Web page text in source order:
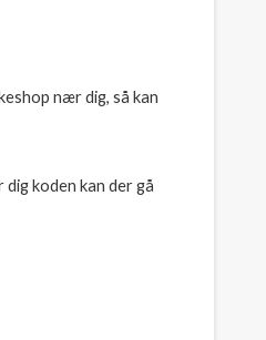
nær dig, så kan
koden kan der gå